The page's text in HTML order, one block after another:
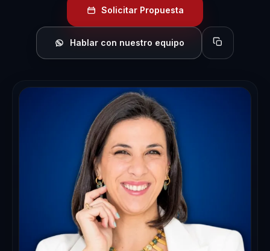
Solicitar Propuesta
Hablar con nuestro equipo Copiar perfil